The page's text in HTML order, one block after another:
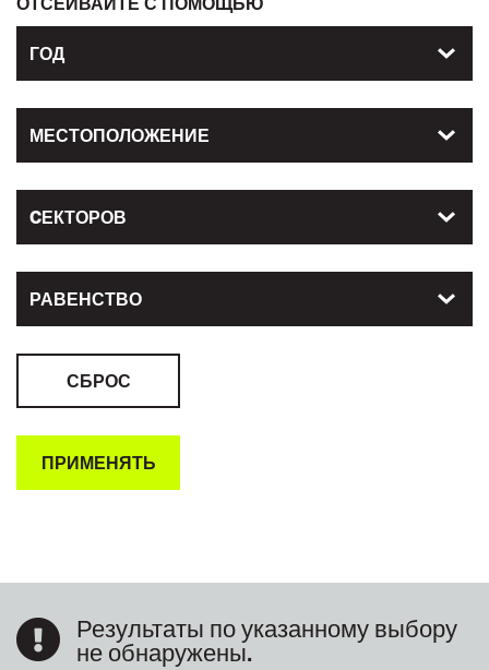
ГОД
МЕСТОПОЛОЖЕНИЕ
CЕКТОРОВ
РАВЕНСТВО
Результаты по указанному выбору
не обнаружены.